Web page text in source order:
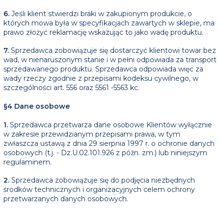
6. Jeśli klient stwierdzi braki w zakupionym produkcie, o
których mowa była w specyfikacjach zawartych w sklepie, ma
prawo złożyć reklamację wskazując to jako wadę produktu.
7. Sprzedawca zobowiązuje się dostarczyć klientowi towar bez
wad, w nienaruszonym stanie i w pełni odpowiada za transport
sprzedawanego produktu. Sprzedawca odpowiada więc za
wady rzeczy zgodnie z przepisami kodeksu cywilnego, w
szczególności art. 556 oraz 5561 -5563 kc.
§4 Dane osobowe
1. Sprzedawca przetwarza dane osobowe Klientów wyłącznie
w zakresie przewidzianym przepisami prawa, w tym
zwłaszcza ustawą z dnia 29 sierpnia 1997 r. o ochronie danych
osobowych (t.j. - Dz.U.02.101.926 z późn. zm.) lub niniejszym
regulaminem.
2. Sprzedawca zobowiązuje się do podjęcia niezbędnych
środków technicznych i organizacyjnych celem ochrony
przetwarzanych danych osobowych.